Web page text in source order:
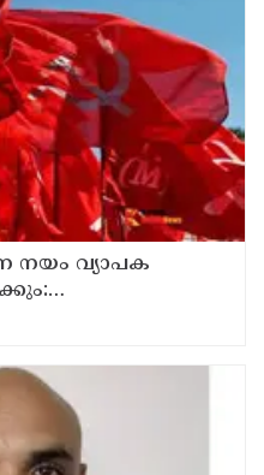
നയം വ്യാപക
പ്രതിഷേധമെന്ന്